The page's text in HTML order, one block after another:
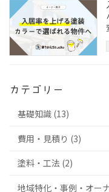
カテゴリー
基礎知識 (13)
費用・見積り (3)
塗料・工法 (2)
地域特化・事例・オー